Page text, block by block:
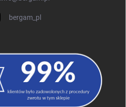
bergam_pl